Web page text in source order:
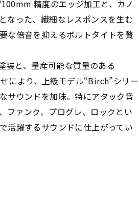
精度のエッジ加工と、カノ
なった、繊細なレスポンスを生む
な倍音を抑えるボルトタイトを贅
装と、量産可能な質量のある
により、上級モデル“Birch”シリー
サウンドを加味。特にアタック音
ファンク、プログレ、ロックとい
活躍するサウンドに仕上がってい